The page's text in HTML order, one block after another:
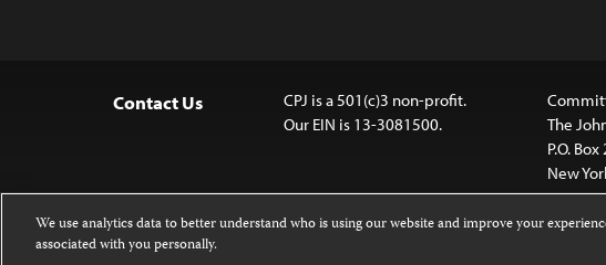
Contact Us
CPJ is a 501(c)3 non-profit.
Our EIN is 13-3081500.
The
P.O.
New
Except where noted, text on this website is licensed
We use analytics data to better understand who is using our website and improve your
associated with you personally.